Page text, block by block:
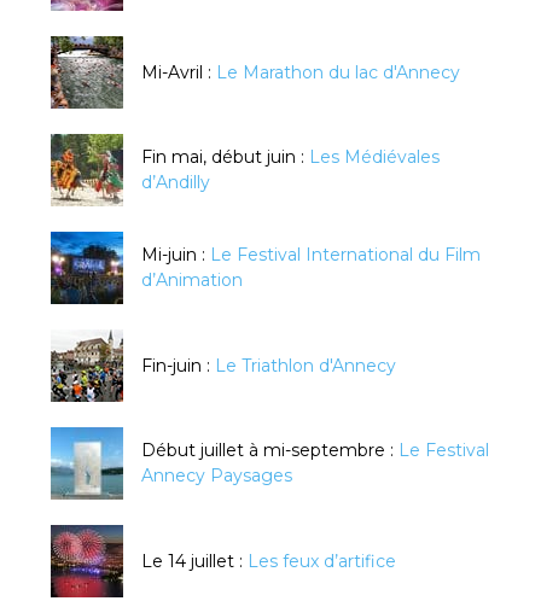
Mi-Avril : Le Marathon du lac d'Annecy
Fin mai, début juin : Les Médiévales
d’Andilly
Mi-juin : Le Festival International du Film
d’Animation
Fin-juin : Le Triathlon d'Annecy
Début juillet à mi-septembre : Le Festival
Annecy Paysages
Le 14 juillet : Les feux d’artifice